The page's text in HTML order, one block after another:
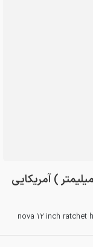
دسته جغجغه 1/2 اینچ 72 دندانه ( 250 میلیمتر ) آمریکایی
nova 12 inch ratchet